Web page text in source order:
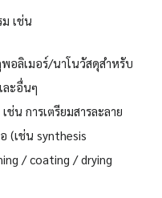
เช่น
พอลิเมอร์/นาโนวัสดุสำหรับ
ละอื่นๆ
น การเตรียมสารละลาย
(เช่น synthesis
/ coating / drying